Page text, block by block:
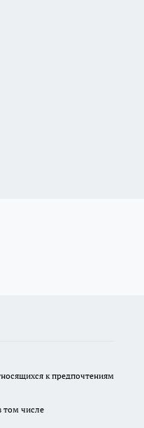
к предпочтениям
том числе